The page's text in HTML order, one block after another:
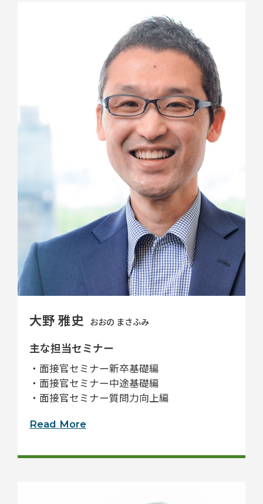
大野 雅史 おおの まさふみ
主な担当セミナー
・面接官セミナー新卒基礎編
・面接官セミナー中途基礎編
・面接官セミナー質問力向上編
Read More